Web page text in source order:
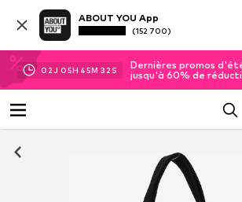
ABOUT YOU App
(152 700)
02J 05H 45M 32 S
Dernières promos
jusqu'à 60% de